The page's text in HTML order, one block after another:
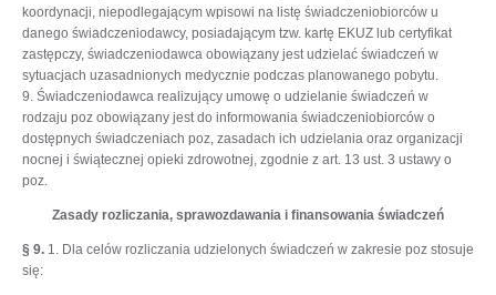
koordynacji, niepodlegającym wpisowi na listę świadczeniobiorców u
danego świadczeniodawcy, posiadającym tzw. kartę EKUZ lub certyfikat
zastępczy, świadczeniodawca obowiązany jest udzielać świadczeń w
sytuacjach uzasadnionych medycznie podczas planowanego pobytu.
9. Świadczeniodawca realizujący umowę o udzielanie świadczeń w
rodzaju poz obowiązany jest do informowania świadczeniobiorców o
dostępnych świadczeniach poz, zasadach ich udzielania oraz organizacji
nocnej i świątecznej opieki zdrowotnej, zgodnie z art. 13 ust. 3 ustawy o
poz.
Zasady rozliczania, sprawozdawania i finansowania świadczeń
§ 9. 1. Dla celów rozliczania udzielonych świadczeń w zakresie poz stosuje
się: